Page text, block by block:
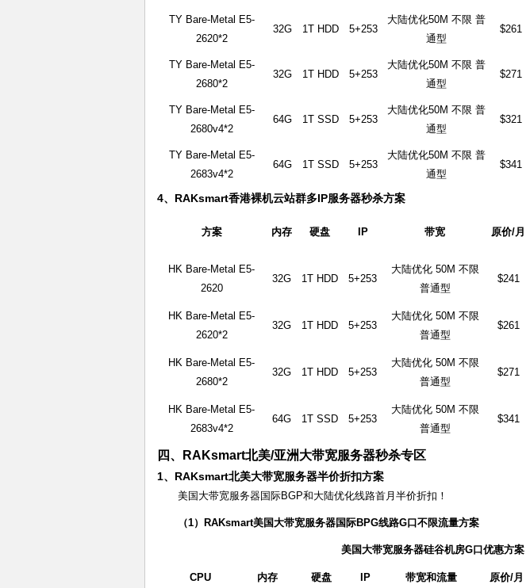
TY Bare-Metal E5-
2620*2
32G 1T HDD 5+253
大陆优化50M 不限 普
通型
$261
TY Bare-Metal E5-
2680*2
32G 1T HDD 5+253
大陆优化50M 不限 普
通型
$271
TY Bare-Metal E5-
2680v4*2
64G 1T SSD 5+253
大陆优化50M 不限 普
通型
$321
TY Bare-Metal E5-
2683v4*2
64G 1T SSD 5+253
大陆优化50M 不限 普
通型
$341
4、RAKsmart香港裸机云站群多IP服务器秒杀方案
方案 内存 硬盘 IP 带宽 原价/月
HK Bare-Metal E5-
2620
32G 1T HDD 5+253
大陆优化 50M 不限
普通型
$241
HK Bare-Metal E5-
2620*2
32G 1T HDD 5+253
大陆优化 50M 不限
普通型
$261
HK Bare-Metal E5-
2680*2
32G 1T HDD 5+253
大陆优化 50M 不限
普通型
$271
HK Bare-Metal E5-
2683v4*2
64G 1T SSD 5+253
大陆优化 50M 不限
普通型
$341
四、RAKsmart北美/亚洲大带宽服务器秒杀专区
1、RAKsmart北美大带宽服务器半价折扣方案
美国大带宽服务器国际BGP和大陆优化线路首月半价折扣！
（1）RAKsmart美国大带宽服务器国际BPG线路G口不限流量方案
美国大带宽服务器硅谷机房G口优惠方案
CPU 内存 硬盘 IP 带宽和流量 原价/月